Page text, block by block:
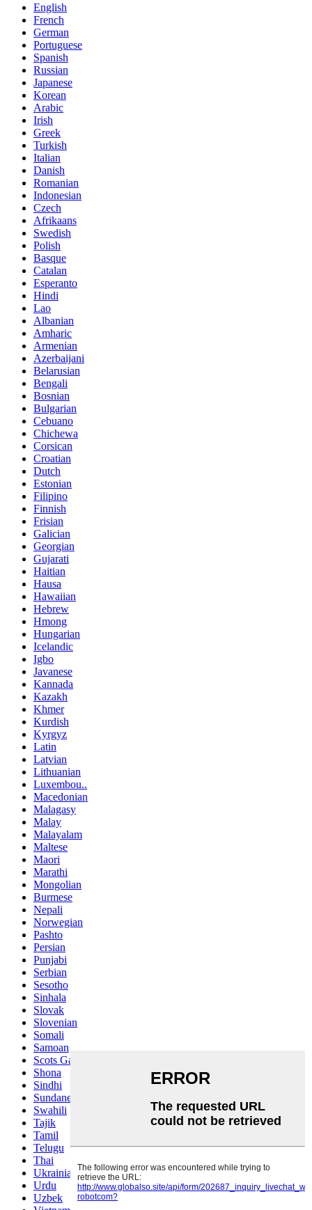
English
French
German
Portuguese
Spanish
Russian
Japanese
Korean
Arabic
Irish
Greek
Turkish
Italian
Danish
Romanian
Indonesian
Czech
Afrikaans
Swedish
Polish
Basque
Catalan
Esperanto
Hindi
Lao
Albanian
Amharic
Armenian
Azerbaijani
Belarusian
Bengali
Bosnian
Bulgarian
Cebuano
Chichewa
Corsican
Croatian
Dutch
Estonian
Filipino
Finnish
Frisian
Galician
Georgian
Gujarati
Haitian
Hausa
Hawaiian
Hebrew
Hmong
Hungarian
Icelandic
Igbo
Javanese
Kannada
Kazakh
Khmer
Kurdish
Kyrgyz
Latin
Latvian
Lithuanian
Luxembou..
Macedonian
Malagasy
Malay
Malayalam
Maltese
Maori
Marathi
Mongolian
Burmese
Nepali
Norwegian
Pashto
Persian
Punjabi
Serbian
Sesotho
Sinhala
Slovak
Slovenian
Somali
Samoan
Scots Gaelic
Shona
Sindhi
Sundanese
Swahili
Tajik
Tamil
Telugu
Thai
Ukrainian
Urdu
Uzbek